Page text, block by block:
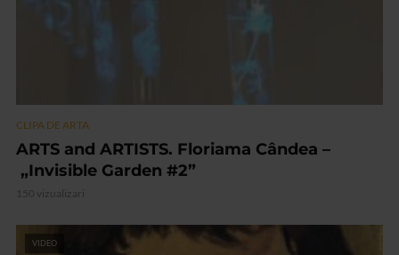
CLIPA DE ARTA
ARTS and ARTISTS. Floriama Cândea –
„Invisible Garden #2”
150 vizualizari
VIDEO